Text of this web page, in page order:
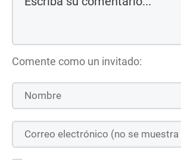
Comente como un invitado: